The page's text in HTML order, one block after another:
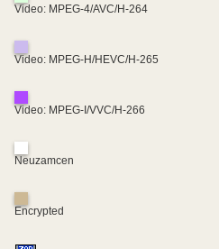
Video: MPEG-4/AVC/H-264
Video: MPEG-H/HEVC/H-265
Video: MPEG-I/VVC/H-266
Neuzamcen
Encrypted